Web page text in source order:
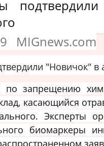
MIGnews.com
"Новичок" в
по запрещению
касающийся
Эксперты
биомаркеры